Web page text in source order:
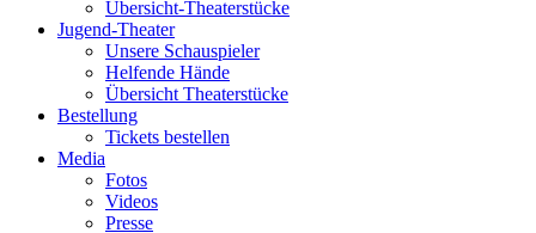
Übersicht-Theaterstücke
Jugend-Theater
Unsere Schauspieler
Helfende Hände
Übersicht Theaterstücke
Bestellung
Tickets bestellen
Media
Fotos
Videos
Presse